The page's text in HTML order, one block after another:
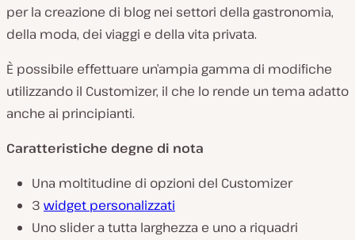
per la creazione di blog nei settori della gastronomia,
della moda, dei viaggi e della vita privata.
È possibile effettuare un’ampia gamma di modifiche
utilizzando il Customizer, il che lo rende un tema adatto
anche ai principianti.
Caratteristiche degne di nota
Una moltitudine di opzioni del Customizer
3 widget personalizzati
Uno slider a tutta larghezza e uno a riquadri